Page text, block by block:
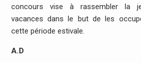
concours vise à rassembler la
vacances dans le but de les
cette période estivale.
A.D